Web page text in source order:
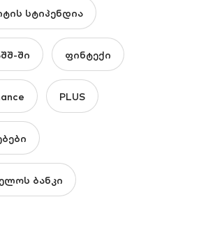
სტიპენდია
ში ფინტექი
PLUS
ბანკი